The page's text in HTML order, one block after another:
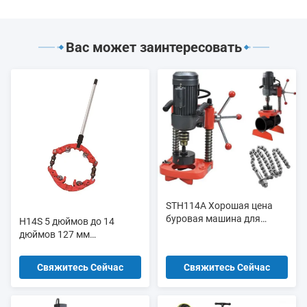
Вас может заинтересовать
H14S 5 дюймов до 14
дюймов 127 мм
резатели высокой
точности
Свяжитесь Сейчас
STH114A Хорошая цена
буровая машина для
труб, электрический резач
трубСвяжитесь Сейчас